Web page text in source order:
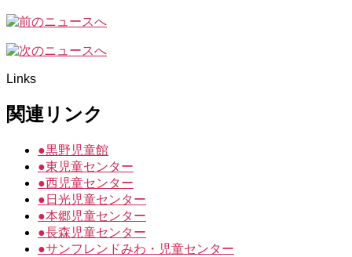
Links
関連リンク
●黒野児童館
●東児童センター
●西児童センター
● 日光児童センター
●本郷児童センター
●長森児童センター
●サンフレンドみわ・児童センター